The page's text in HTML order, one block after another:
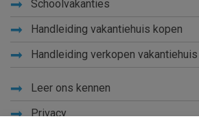
Schoolvakanties
Handleiding vakantiehuis kopen
Handleiding verkopen vakantiehuis
Leer ons kennen
Privacy